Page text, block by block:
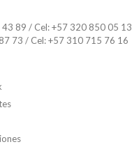
43 89 / Cel: +57 320 850 05 13
73 / Cel: +57 310 715 76 16